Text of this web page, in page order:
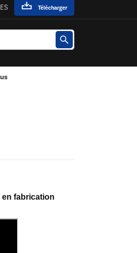
Télécharger
ES
en fabrication